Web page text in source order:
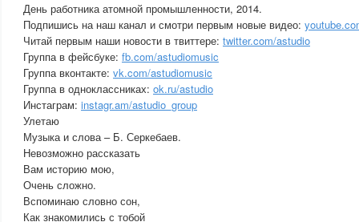
День работника атомной промышленности, 2014.
Подпишись на наш канал и смотри первым новые видео:
Читай первым наши новости в твиттере: twitter.com/astudio
Группа в фейсбуке: fb.com/astudiomusic
Группа вконтакте: vk.com/astudiomusic
Группа в одноклассниках: ok.ru/astudio
Инстаграм: instagr.am/astudio_group
Улетаю
Музыка и слова – Б. Серкебаев.
Невозможно рассказать
Вам историю мою,
Очень сложно.
Вспоминаю словно сон,
Как знакомились с тобой